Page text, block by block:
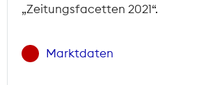
„Zeitungsfacetten 2021“.
Marktdaten